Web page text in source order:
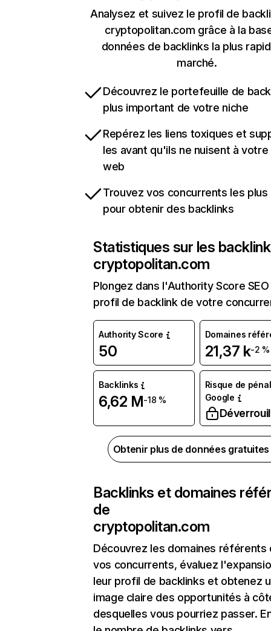
Analysez et suivez le profil de
cryptopolitan.com grâce à la
données de backlinks la plus
marché.
Découvrez le portefeuille de
plus important de votre niche
Repérez les liens toxiques et
les avant qu'ils ne nuisent à
web
Trouvez vos concurrents les
pour obtenir des backlinks
Statistiques sur les
cryptopolitan.com
Plongez dans l'Authority Score
profil de backlink de votre
Authority Score
50
Domaines
21,37 k-2 %
Backlinks
6,62 M-18 %
Risque de
Google
Obtenir plus de données
Backlinks et domaines
de
cryptopolitan.com
Découvrez les domaines référents
vos concurrents, évaluez
leur profil de backlinks et obtenez
image claire des opportunités à
desquelles vous pourriez passer.